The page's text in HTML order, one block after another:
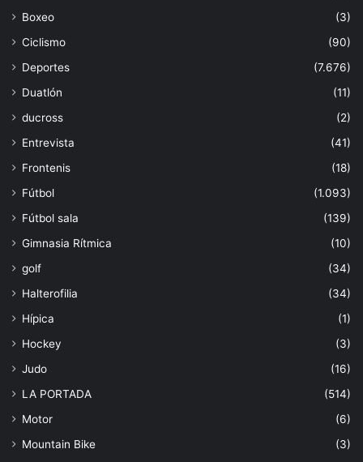
Boxeo
(3)
Ciclismo
(90)
Deportes
(7.676)
Duatlón
(11)
ducross
(2)
Entrevista
(41)
Frontenis
(18)
Fútbol
(1.093)
Fútbol sala
(139)
Gimnasia Rítmica
(10)
golf
(34)
Halterofilia
(34)
Hípica
(1)
Hockey
(3)
Judo
(16)
LA PORTADA
(514)
Motor
(6)
Mountain Bike
(3)